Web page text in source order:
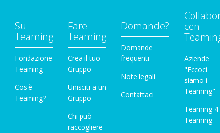
Su
Teaming
Fondazione
Teaming
Cos'è
Teaming?
Fare
Teaming
Crea il tuo
Gruppo
Unisciti a un
Gruppo
Chi può
raccogliere
Domande?
Domande
frequenti
Note legali
Contattaci
con
Aziende
"Eccoci
siamo i
Teaming"
Teaming 4
Teaming